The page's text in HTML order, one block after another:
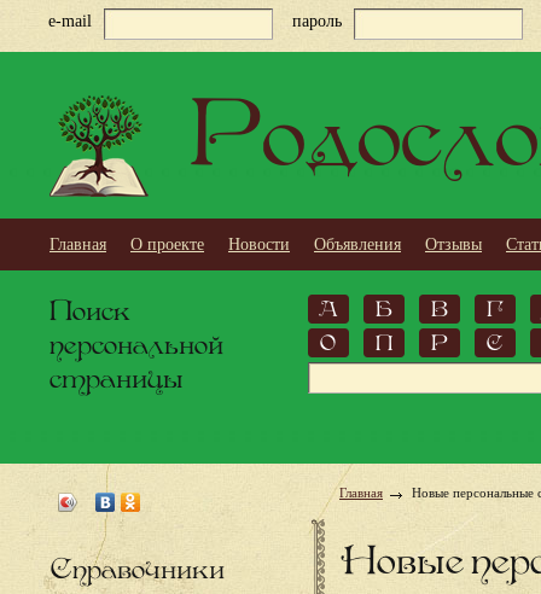
e-mail пароль
Главная О проекте Новости Объявления Отзывы
Поиск
персональной
страницы
А Б В
Г
О
П Р С
Справочники
Главная Новые персональные
Новые